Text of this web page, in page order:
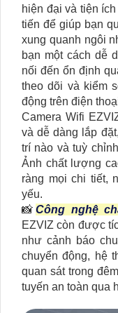
hiện đại và tiện
tiến để giúp bạn
xung quanh ngôi
bạn một cách dễ
nối đến ổn định
theo dõi và kiểm
động trên điện
Camera Wifi
và dễ dàng lắp
trí nào và tuỳ
Ảnh chất lượng
ràng mọi chi tiết,
yếu.
📸Công nghệ
EZVIZ còn được
như cảnh báo
chuyển động, hệ
quan sát trong
tuyến an toàn qua